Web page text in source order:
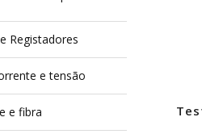
Registadores
e tensão
e fibra